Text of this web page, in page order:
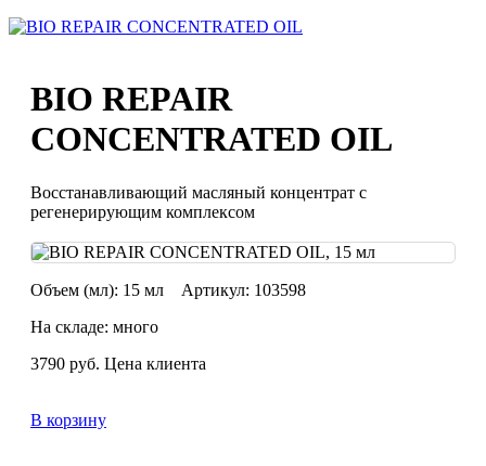
BIO REPAIR
CONCENTRATED OIL
Восстанавливающий масляный концентрат с
регенерирующим комплексом
Объем (мл): 15 мл Артикул: 103598
На складе: много
3790 руб. Цена клиента
В корзину